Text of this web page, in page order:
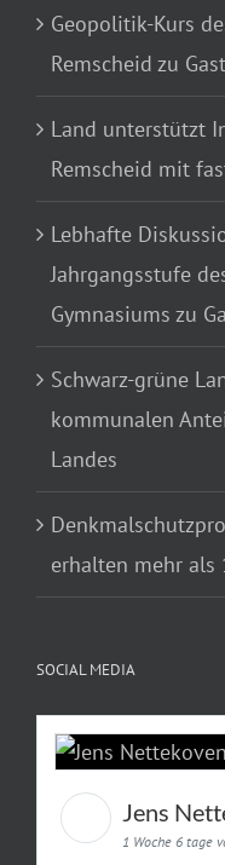
Geopolitik-Kurs
Remscheid zu
Land unterstützt
Remscheid mit
Lebhafte
Jahrgangsstufe
Gymnasiums zu
Schwarz-grüne
kommunalen
Landes
erhalten mehr als
SOCIAL MEDIA
Jens
1 Woche 6 tage